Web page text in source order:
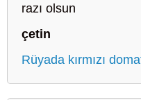
razı olsun
çetin
Rüyada kırmızı